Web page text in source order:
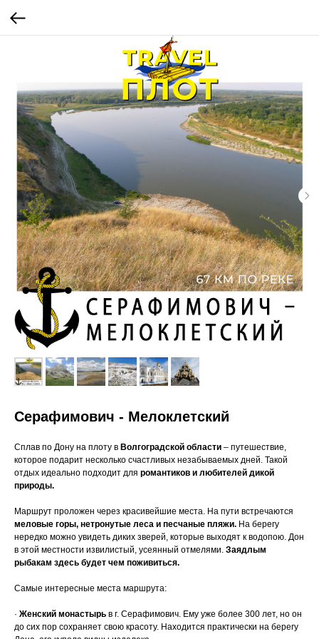
Серафимович - Мелоклетский
Сплав по Дону на плоту в Волгоградской области – путешествие,
которое подарит несколько счастливых незабываемых дней. Такой
отдых идеально подходит для романтиков и любителей дикой
природы.
Маршрут проложен через красивейшие места. На пути встречаются
меловые горы, нетронутые леса и песчаные пляжи. На берегу
нередко можно увидеть диких зверей, которые выходят к водопою. Дон
в этой местности извилистый, усеянный отмелями. Заядлым
рыбакам здесь будет чем поживиться.
Самые интересные места маршрута:
· Женский монастырь в г. Серафимович. Ему уже более 300 лет, но он
до сих пор сохраняет свою красоту. Находится практически на берегу